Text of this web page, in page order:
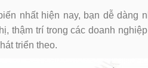
nhất hiện nay, bạn dễ dàng
thậm trí trong các doanh
triển theo.